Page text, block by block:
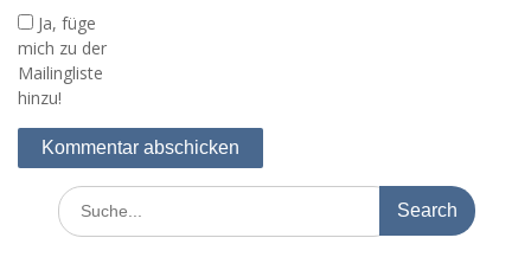
Ja, füge
mich zu der
Mailingliste
hinzu!
Search
for: